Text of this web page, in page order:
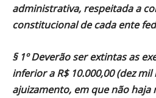
administrativa, respeitada a
constitucional de cada ente
§ 1º Deverão ser extintas as
inferior a R$ 10.000,00 (dez
ajuizamento, em que não